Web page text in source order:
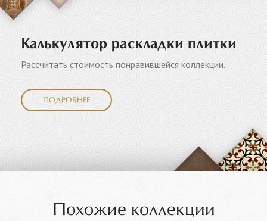
Калькулятор раскладки плитки
Рассчитать стоимость понравившейся коллекции.
ПОДРОБНЕЕ
Похожие коллекции